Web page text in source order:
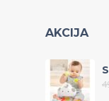
AKCIJA